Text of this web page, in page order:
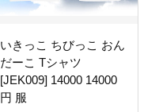
いきっこ ちびっこ おん
だーこ Tシャツ
[JEK009] 14000 14000
円 服